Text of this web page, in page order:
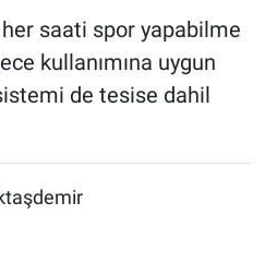
her saati spor yapabilme
kullanımına uygun
de tesise dahil